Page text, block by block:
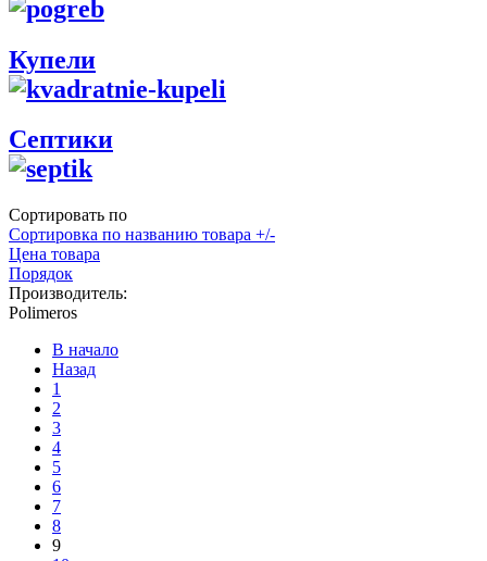
Купели
Септики
Сортировать по
Сортировка по названию товара +/-
Цена товара
Порядок
Производитель:
Polimeros
В начало
Назад
1
2
3
4
5
6
7
8
9